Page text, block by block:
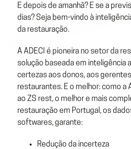
E depois de amanhã? E se a
dias? Seja bem-vindo à
da restauração.
A ADECI é pioneira no setor da
solução baseada em inteligência
certezas aos donos, aos
restaurantes. E o melhor: como a
ao ZS rest, o melhor e mais
restauração em Portugal, os
softwares, garante:
Redução da incerteza